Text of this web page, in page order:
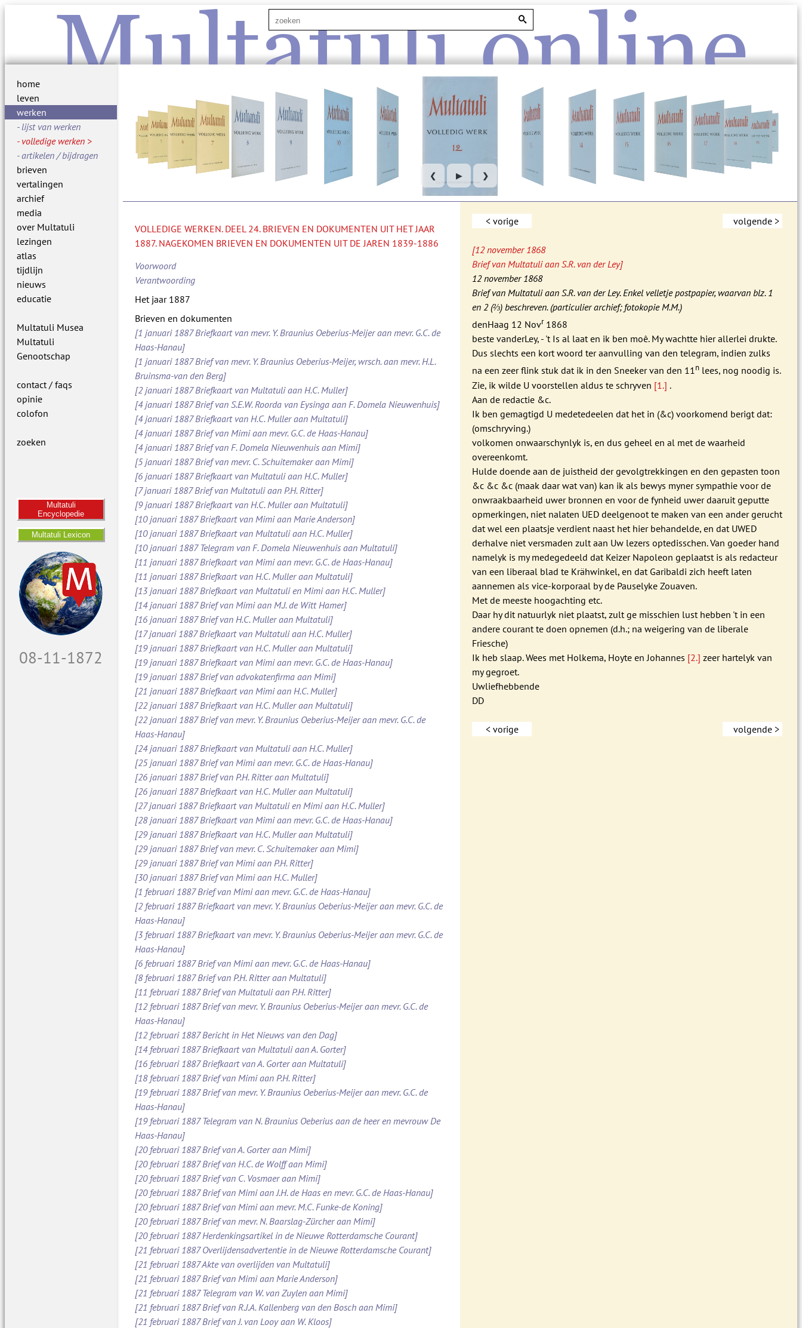
Multatuli.online
home
leven
werken
lijst van werken
volledige werken
artikelen / bijdragen
brieven
vertalingen
archief
media
over Multatuli
lezingen
atlas
tijdlijn
nieuws
educatie
Multatuli Musea
Multatuli
Genootschap
contact / faqs
opinie
colofon
zoeken
Multatuli
Encyclopedie
Multatuli Lexicon
09-11-1872
❮ ▶ ❯
VOLLEDIGE WERKEN. DEEL 24. BRIEVEN EN DOKUMENTEN UIT HET JAAR
1887. NAGEKOMEN BRIEVEN EN DOKUMENTEN UIT DE JAREN 1839-1886
Voorwoord
Verantwoording
Het jaar 1887
Brieven en dokumenten
[1 januari 1887 Briefkaart van mevr. Y. Braunius Oeberius-Meijer aan mevr. G.C. de
Haas-Hanau]
[1 januari 1887 Brief van mevr. Y. Braunius Oeberius-Meijer, wrsch. aan mevr. H.L.
Bruinsma-van den Berg]
[2 januari 1887 Briefkaart van Multatuli aan H.C. Muller]
[4 januari 1887 Brief van S.E.W. Roorda van Eysinga aan F. Domela Nieuwenhuis]
[4 januari 1887 Briefkaart van H.C. Muller aan Multatuli]
[4 januari 1887 Brief van Mimi aan mevr. G.C. de Haas-Hanau]
[4 januari 1887 Brief van F. Domela Nieuwenhuis aan Mimi]
[5 januari 1887 Brief van mevr. C. Schuitemaker aan Mimi]
[6 januari 1887 Briefkaart van Multatuli aan H.C. Muller]
[7 januari 1887 Brief van Multatuli aan P.H. Ritter]
[9 januari 1887 Briefkaart van H.C. Muller aan Multatuli]
[10 januari 1887 Briefkaart van Mimi aan Marie Anderson]
[10 januari 1887 Briefkaart van Multatuli aan H.C. Muller]
[10 januari 1887 Telegram van F. Domela Nieuwenhuis aan Multatuli]
[11 januari 1887 Briefkaart van Mimi aan mevr. G.C. de Haas-Hanau]
[11 januari 1887 Briefkaart van H.C. Muller aan Multatuli]
[13 januari 1887 Briefkaart van Multatuli en Mimi aan H.C. Muller]
[14 januari 1887 Brief van Mimi aan M.J. de Witt Hamer]
[16 januari 1887 Brief van H.C. Muller aan Multatuli]
[17 januari 1887 Briefkaart van Multatuli aan H.C. Muller]
[19 januari 1887 Briefkaart van H.C. Muller aan Multatuli]
[19 januari 1887 Briefkaart van Mimi aan mevr. G.C. de Haas-Hanau]
[19 januari 1887 Brief van advokatenfirma aan Mimi]
[21 januari 1887 Briefkaart van Mimi aan H.C. Muller]
[22 januari 1887 Briefkaart van H.C. Muller aan Multatuli]
[22 januari 1887 Brief van mevr. Y. Braunius Oeberius-Meijer aan mevr. G.C. de
Haas-Hanau]
[24 januari 1887 Briefkaart van Multatuli aan H.C. Muller]
[25 januari 1887 Brief van Mimi aan mevr. G.C. de Haas-Hanau]
[26 januari 1887 Brief van P.H. Ritter aan Multatuli]
[26 januari 1887 Briefkaart van H.C. Muller aan Multatuli]
[27 januari 1887 Briefkaart van Multatuli en Mimi aan H.C. Muller]
[28 januari 1887 Briefkaart van Mimi aan mevr. G.C. de Haas-Hanau]
[29 januari 1887 Briefkaart van H.C. Muller aan Multatuli]
[29 januari 1887 Brief van mevr. C. Schuitemaker aan Mimi]
[29 januari 1887 Brief van Mimi aan P.H. Ritter]
[30 januari 1887 Brief van Mimi aan H.C. Muller]
[1 februari 1887 Brief van Mimi aan mevr. G.C. de Haas-Hanau]
[2 februari 1887 Briefkaart van mevr. Y. Braunius Oeberius-Meijer aan mevr. G.C. de
Haas-Hanau]
[3 februari 1887 Briefkaart van mevr. Y. Braunius Oeberius-Meijer aan mevr. G.C. de
Haas-Hanau]
[6 februari 1887 Brief van Mimi aan mevr. G.C. de Haas-Hanau]
[8 februari 1887 Brief van P.H. Ritter aan Multatuli]
[11 februari 1887 Brief van Multatuli aan P.H. Ritter]
[12 februari 1887 Brief van mevr. Y. Braunius Oeberius-Meijer aan mevr. G.C. de
Haas-Hanau]
[12 februari 1887 Bericht in Het Nieuws van den Dag]
[14 februari 1887 Briefkaart van Multatuli aan A. Gorter]
[16 februari 1887 Briefkaart van A. Gorter aan Multatuli]
[18 februari 1887 Brief van Mimi aan P.H. Ritter]
[19 februari 1887 Brief van mevr. Y. Braunius Oeberius-Meijer aan mevr. G.C. de
Haas-Hanau]
[19 februari 1887 Telegram van N. Braunius Oeberius aan de heer en mevrouw De
Haas-Hanau]
[20 februari 1887 Brief van A. Gorter aan Mimi]
[20 februari 1887 Brief van H.C. de Wolff aan Mimi]
[20 februari 1887 Brief van C. Vosmaer aan Mimi]
[20 februari 1887 Brief van Mimi aan J.H. de Haas en mevr. G.C. de Haas-Hanau]
[20 februari 1887 Brief van Mimi aan mevr. M.C. Funke-de Koning]
[20 februari 1887 Brief van mevr. N. Baarslag-Zürcher aan Mimi]
[20 februari 1887 Herdenkingsartikel in de Nieuwe Rotterdamsche Courant]
[21 februari 1887 Overlijdensadvertentie in de Nieuwe Rotterdamsche Courant]
[21 februari 1887 Akte van overlijden van Multatuli]
[21 februari 1887 Brief van Mimi aan Marie Anderson]
[21 februari 1887 Telegram van W. van Zuylen aan Mimi]
[21 februari 1887 Brief van R.J.A. Kallenberg van den Bosch aan Mimi]
[21 februari 1887 Brief van J. van Looy aan W. Kloos]
< vorige volgende >
[12 november 1868
Brief van Multatuli aan S.R. van der Ley]
12 november 1868
Brief van Multatuli aan S.R. van der Ley. Enkel velletje postpapier, waarvan blz. 1
en 2 (⅔) beschreven. (particulier archief; fotokopie M.M.)
denHaag 12 Novr1868
beste vanderLey, - 't Is al laat en ik ben moê. My wachtte hier allerlei drukte.
Dus slechts een kort woord ter aanvulling van den telegram, indien zulks
na een zeer flink stuk dat ik in den Sneeker van den 11n lees, nog noodig is.
Zie, ik wilde U voorstellen aldus te schryven [1.] .
Aan de redactie &c.
Ik ben gemagtigd U medetedeelen dat het in (&c) voorkomend berigt dat:
(omschryving.)
volkomen onwaarschynlyk is, en dus geheel en al met de waarheid
overeenkomt.
Hulde doende aan de juistheid der gevolgtrekkingen en den gepasten toon
&c &c &c (maak daar wat van) kan ik als bewys myner sympathie voor de
onwraakbaarheid uwer bronnen en voor de fynheid uwer daaruit geputte
opmerkingen, niet nalaten UED deelgenoot te maken van een ander gerucht
dat wel een plaatsje verdient naast het hier behandelde, en dat UWED
derhalve niet versmaden zult aan Uw lezers optedisschen. Van goeder hand
namelyk is my medegedeeld dat Keizer Napoleon geplaatst is als redacteur
van een liberaal blad te Krähwinkel, en dat Garibaldi zich heeft laten
aannemen als vice-korporaal by de Pauselyke Zouaven.
Met de meeste hoogachting etc.
Daar hy dit natuurlyk niet plaatst, zult ge misschien lust hebben 't in een
andere courant te doen opnemen (d.h.; na weigering van de liberale
Friesche)
Ik heb slaap. Wees met Holkema, Hoyte en Johannes [2.]zeer hartelyk van
my gegroet.
Uwliefhebbende
DD
< vorige volgende >